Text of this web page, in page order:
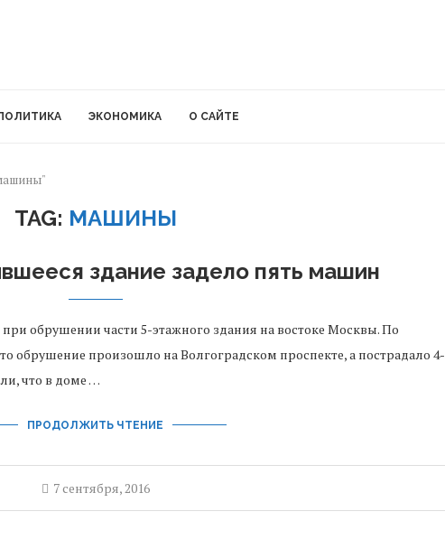
ЭКОНОМИКА О САЙТЕ
TAG: МАШИНЫ
здание задело пять машин
обрушении части 5-этажного здания на востоке Москвы. По
обрушение произошло на Волгоградском проспекте, а пострадало 4-
что в доме …
ПРОДОЛЖИТЬ ЧТЕНИЕ
7 сентября, 2016